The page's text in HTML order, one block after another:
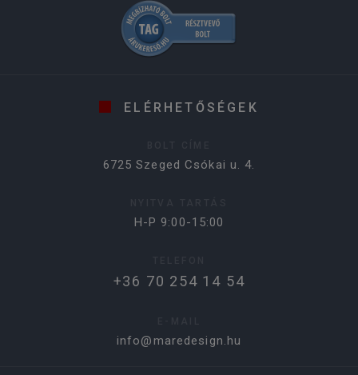
ELÉRHETŐSÉGEK
6725 Szeged Csókai u. 4.
H-P 9:00-15:00
+36 70 254 14 54
info@maredesign.hu